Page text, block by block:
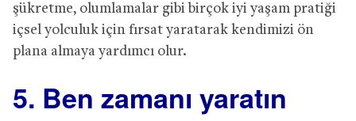
şükretme, olumlamalar gibi birçok iyi yaşam pratiği
içsel yolculuk için fırsat yaratarak kendimizi ön
plana almaya yardımcı olur.
5. Ben zamanı yaratın